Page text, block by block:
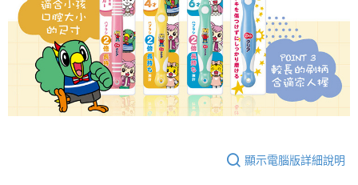
顯示電腦版詳細說明